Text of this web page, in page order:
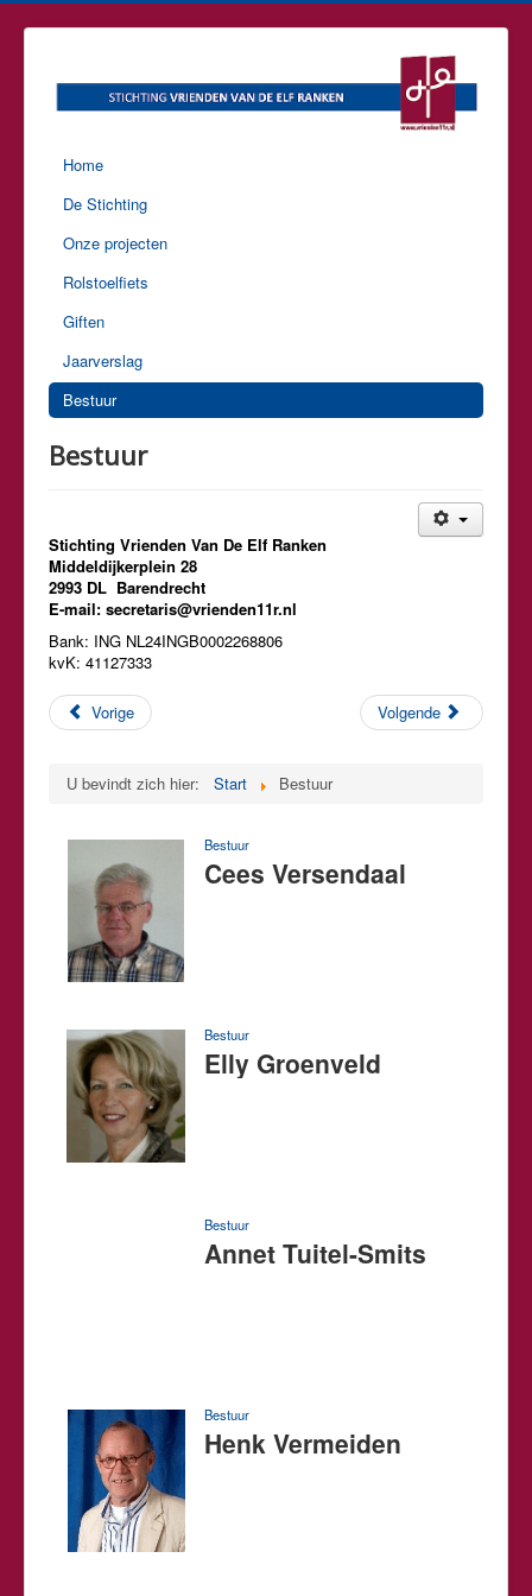
Home
De Stichting
Onze projecten
Rolstoelfiets
Giften
Jaarverslag
Bestuur
Bestuur
Stichting Vrienden Van De Elf Ranken
Middeldijkerplein 28
2993 DL Barendrecht
E-mail: secretaris@vrienden11r.nl
Bank: ING NL24INGB0002268806
kvK: 41127333
Vorige Volgende
U bevindt zich hier: Start Bestuur
Bestuur
Cees Versendaal
Bestuur
Elly Groenveld
Bestuur
Annet Tuitel-Smits
Bestuur
Henk Vermeiden